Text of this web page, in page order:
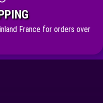
France for orders over